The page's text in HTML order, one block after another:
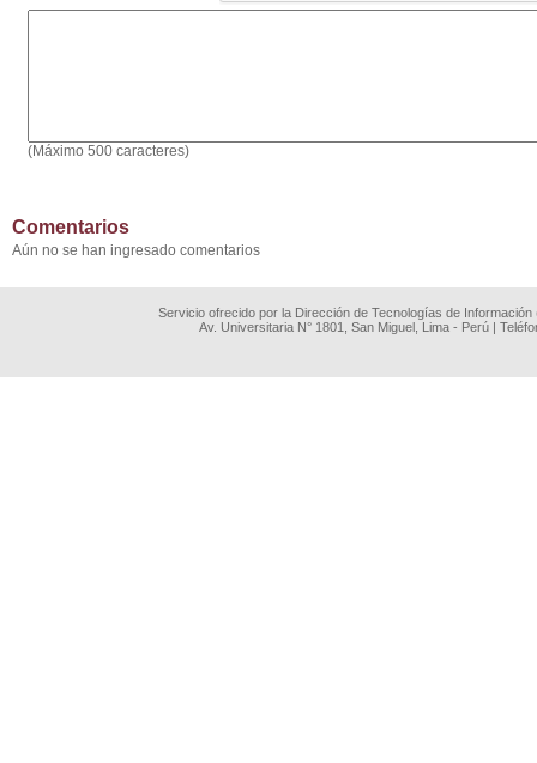
(Máximo 500 caracteres)
Comentarios
Aún no se han ingresado comentarios
Servicio ofrecido por la Dirección de Tecnologías de
Av. Universitaria N° 1801, San Miguel, Lima - Perú |